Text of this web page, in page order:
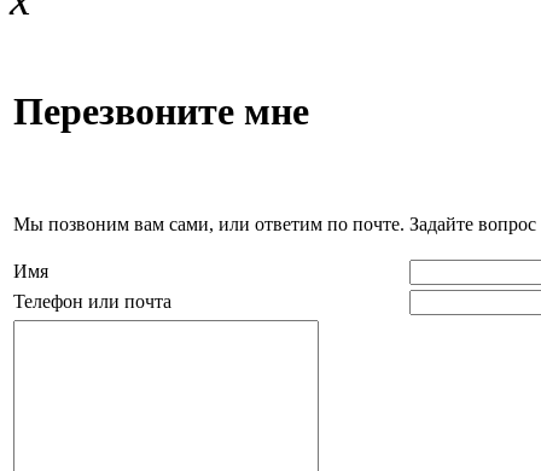
Перезвоните мне
Мы позвоним вам сами, или ответим по почте. Задайте
Имя
Телефон или почта